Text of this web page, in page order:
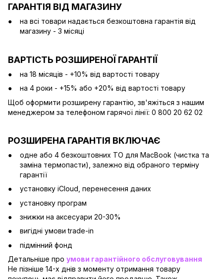
ГАРАНТІЯ ВІД МАГАЗИНУ
на всі товари надається безкоштовна гарантія від
магазину - 3 місяці
ВАРТІСТЬ РОЗШИРЕНОЇ ГАРАНТІЇ
на 18 місяців - +10% від вартості товару
на 4 роки - +15% або +20% від вартості товару
Щоб оформити розширену гарантію, зв'яжіться з нашим
менеджером за телефоном гарячої лінії: 0 800 20 62 02
РОЗШИРЕНА ГАРАНТІЯ ВКЛЮЧАЄ
одне або 4 безкоштовних ТО для MacBook (чистка та
заміна термопасти), залежно від обраного терміну
гарантії
установку iCloud, перенесення даних
установку програм
знижки на аксесуари 20-30%
вигідні умови trade-in
підмінний фонд
Детальніше про умови гарантійного обслуговування
Не пізніше 14-х днів з моменту отримання товару